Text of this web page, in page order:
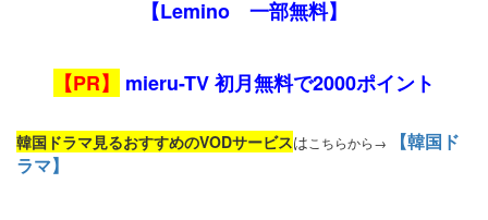
【Lemino 一部無料】
【PR】 mieru-TV 初月無料で2000ポイント
韓国ドラマ見るおすすめのVODサービスは こちらから→
【韓国ド
ラマ】